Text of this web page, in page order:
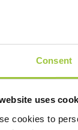
Consent
uses
cookies to